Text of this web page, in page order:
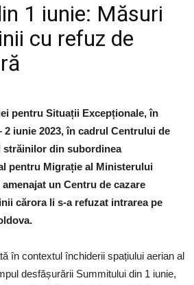
1 iunie: Măsuri
cu refuz de
pentru Situații Excepționale, în
2 iunie 2023, în cadrul Centrului de
străinilor din subordinea
pentru Migrație al Ministerului
un Centru de cazare
cărora li s-a refuzat intrarea pe
în contextul închiderii spațiului aerian al
desfășurării Summitului din 1 iunie,